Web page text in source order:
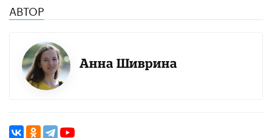
АВТОР
Анна Шиврина